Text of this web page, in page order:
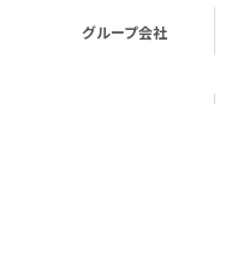
グループ会社